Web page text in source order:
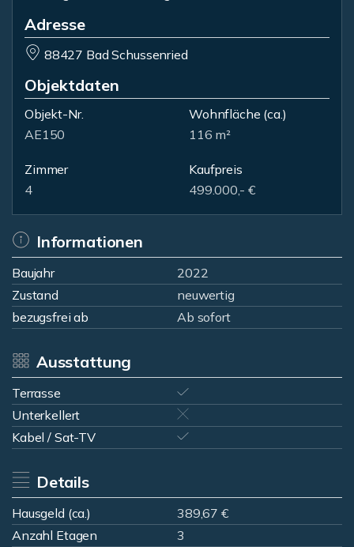
Adresse
88427 Bad Schussenried
Objektdaten
Objekt-Nr.
AE150
Wohnfläche (ca.)
116 m²
Zimmer
4
Kaufpreis
499.000,- €
Informationen
Baujahr
2022
Zustand
neuwertig
bezugsfrei ab
Ab sofort
Ausstattung
Terrasse
Unterkellert
Kabel / Sat-TV
Details
Hausgeld (ca.)
389,67 €
Anzahl Etagen
3